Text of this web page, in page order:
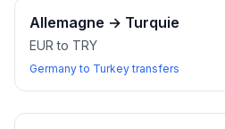
Allemagne → Turquie
EUR to TRY
Germany to Turkey transfers